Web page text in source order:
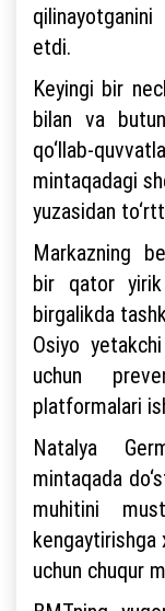
etdi.
Keyingi bir
bilan va
qo‘llab-
mintaqadagi
yuzasidan
Markazning
bir qator
birgalikda
Osiyo
uchun
platformalari
Natalya
mintaqada
muhitini
kengaytirishga
uchun chuqur